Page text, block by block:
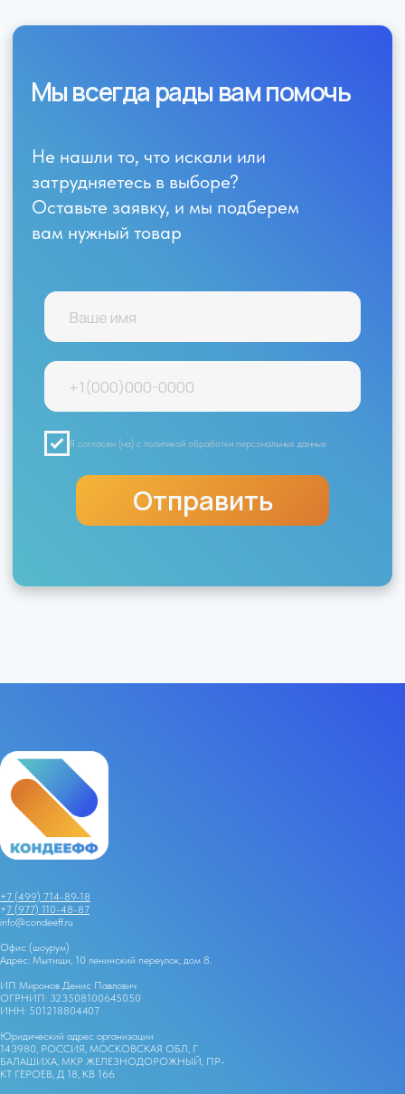
+7 (499) 714-89-18
+7 (977) 110-48-87
info@condeeff.ru
Офис (шоурум)
Адрес: Мытищи, 10 ленинский переулок, дом 8.
ИП Миронов Денис Павлович
ОГРНИП: 323508100645050
ИНН: 501218804407
Юридический адрес организации
143980, РОССИЯ, МОСКОВСКАЯ ОБЛ, Г
БАЛАШИХА, МКР ЖЕЛЕЗНОДОРОЖНЫЙ, ПР-
КТ ГЕРОЕВ, Д 18, КВ 166